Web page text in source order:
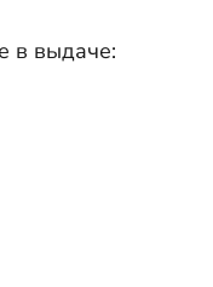
в выдаче: